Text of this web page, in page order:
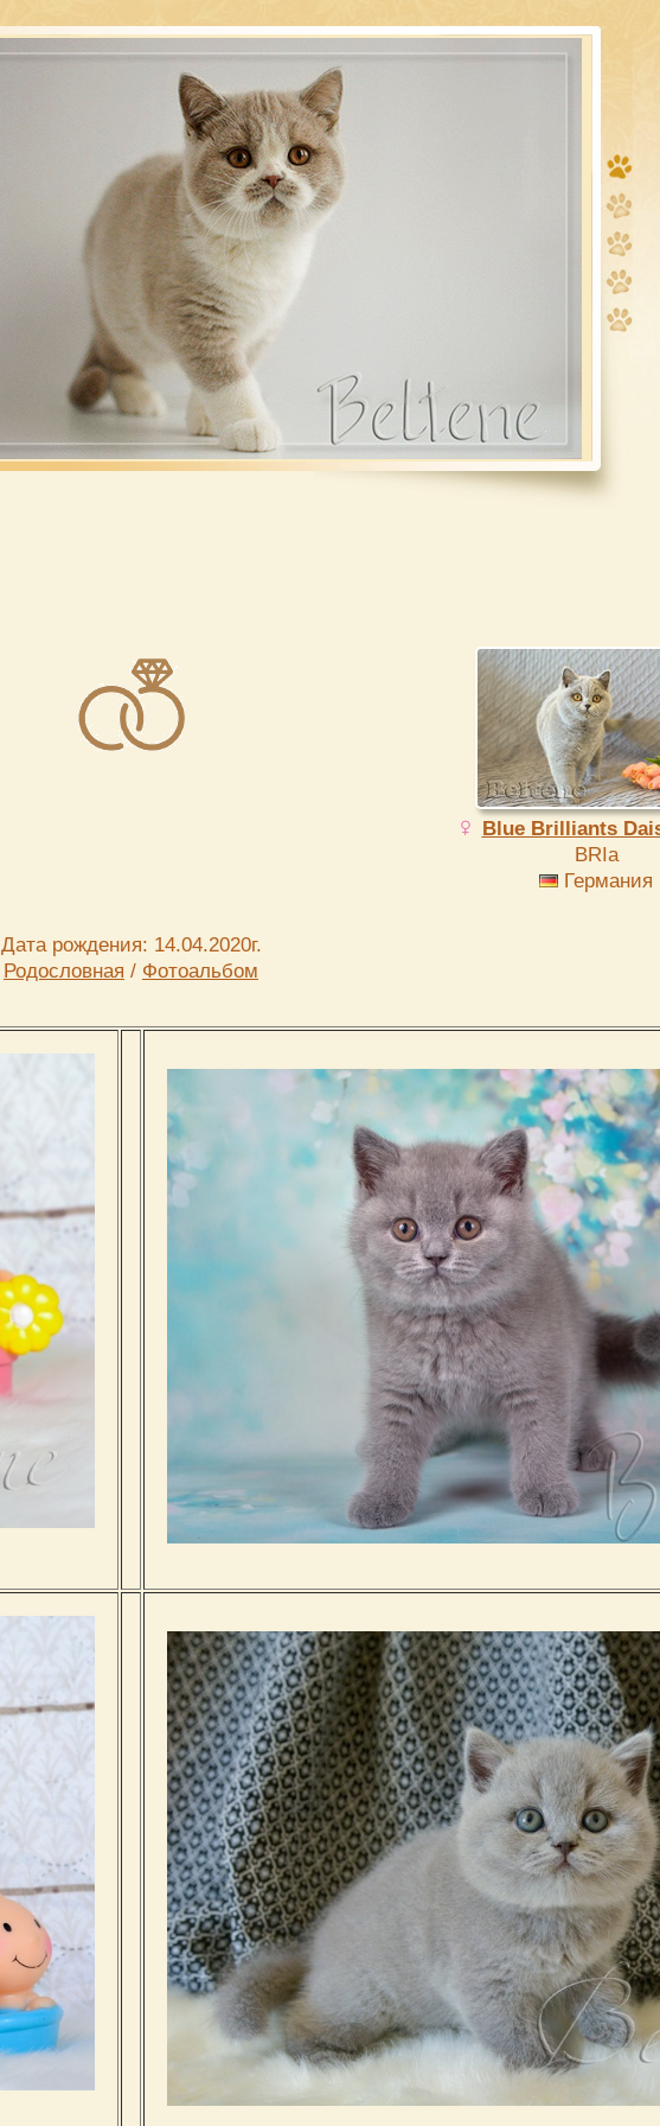
Blue Brilliants
BRIa
Германия
Дата рождения: 14.04.2020г.
Родословная
Фотоальбом